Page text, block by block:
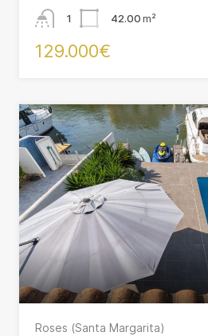
1 42.00m²
129.000€
Roses (Santa Margarita)